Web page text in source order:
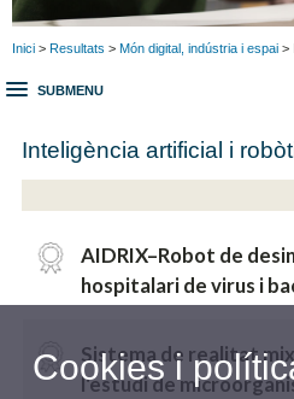
Inici > Resultats > Món digital, indústria i espai >
SUBMENU
Inteligència artificial i
AIDRIX–Robot de
hospitalari de virus i
Sistema de realitat
l'estudi de
Cookies i